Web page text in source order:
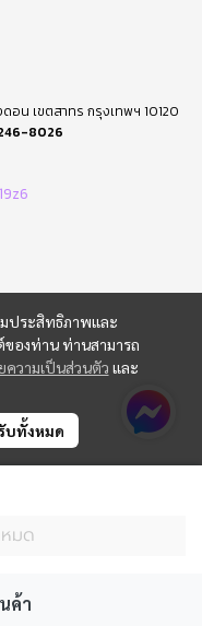
มด
ค้า
มประสิทธิภาพและ
ของท่าน ท่านสามารถ
ความเป็นส่วนตัว และ
บทั้งหมด
น เขตสาทร กรุงเทพฯ 10120
8026